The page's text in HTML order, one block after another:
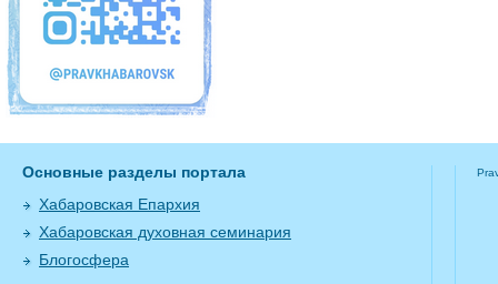
Основные разделы портала
Хабаровская Епархия
Хабаровская духовная семинария
Блогосфера